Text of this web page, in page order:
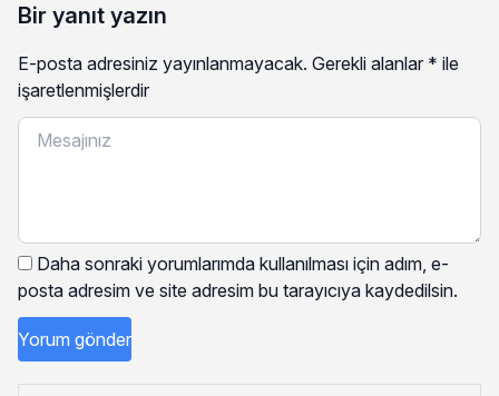
Bir yanıt yazın
E-posta adresiniz yayınlanmayacak. Gerekli alanlar * ile
işaretlenmişlerdir
Daha sonraki yorumlarımda kullanılması için adım, e-
posta adresim ve site adresim bu tarayıcıya kaydedilsin.